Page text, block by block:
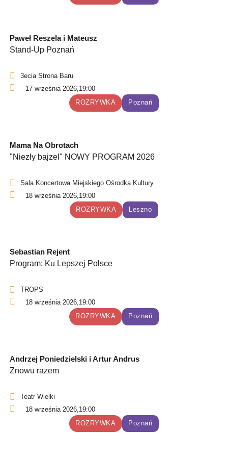
Paweł Reszela i Mateusz
Stand-Up Poznań
3ecia Strona Baru
17 września 2026,19:00
ROZRYWKA
Poznań
Mama Na Obrotach
"Niezły bajzel" NOWY PROGRAM 2026
Sala Koncertowa Miejskiego Ośrodka Kultury
18 września 2026, 19:00
ROZRYWKA
Leszno
Sebastian Rejent
Program: Ku Lepszej Polsce
TROPS
18 września 2026,19:00
ROZRYWKA
Poznań
Andrzej Poniedzielski i Artur Andrus
Znowu razem
Teatr Wielki
18 września 2026, 19:00
ROZRYWKA
Poznań